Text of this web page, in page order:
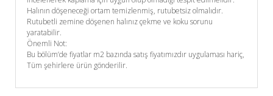
Halının döşeneceği ortam temizlenmiş, rutubetsiz olmalıdır.
Rutubetli zemine döşenen halınız çekme ve koku sorunu
yaratabilir.
Önemli Not:
Bu bölüm’de fiyatlar m2 bazında satış fiyatımızdır uygulaması hariç,
Tüm şehirlere ürün gönderilir.